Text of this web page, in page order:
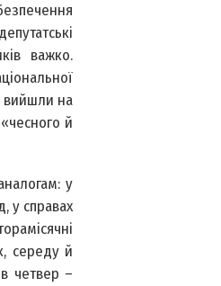
важко.
вийшли на
й
у
у справах
середу й
четвер –